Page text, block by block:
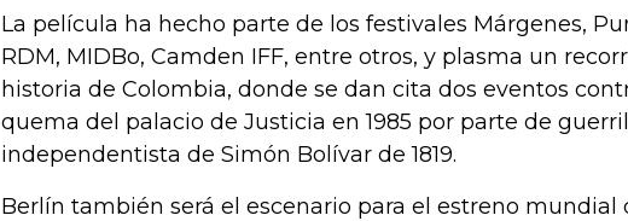
La película ha hecho parte de los festivales Márgenes,
RDM, MIDBo, Camden IFF, entre otros, y plasma un
historia de Colombia, donde se dan cita dos eventos
quema del palacio de Justicia en 1985 por parte de
independentista de Simón Bolívar de 1819.
Berlín también será el escenario para el estreno mundial